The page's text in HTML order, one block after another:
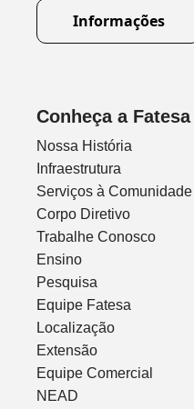
Informações
Conheça a Fatesa
Nossa História
Infraestrutura
Serviços à Comunidade
Corpo Diretivo
Trabalhe Conosco
Ensino
Pesquisa
Equipe Fatesa
Localização
Extensão
Equipe Comercial
NEAD